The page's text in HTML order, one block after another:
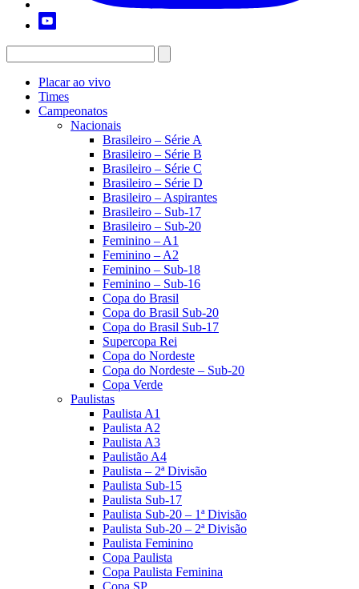
Placar ao vivo
Times
Campeonatos
Nacionais
Brasileiro – Série A
Brasileiro – Série B
Brasileiro – Série C
Brasileiro – Série D
Brasileiro – Aspirantes
Brasileiro – Sub-17
Brasileiro – Sub-20
Feminino – A1
Feminino – A2
Feminino – Sub-18
Feminino – Sub-16
Copa do Brasil
Copa do Brasil Sub-20
Copa do Brasil Sub-17
Supercopa Rei
Copa do Nordeste
Copa do Nordeste – Sub-20
Copa Verde
Paulistas
Paulista A1
Paulista A2
Paulista A3
Paulistão A4
Paulista – 2ª Divisão
Paulista Sub-15
Paulista Sub-17
Paulista Sub-20 – 1ª Divisão
Paulista Sub-20 – 2ª Divisão
Paulista Feminino
Copa Paulista
Copa Paulista Feminina
Copa SP